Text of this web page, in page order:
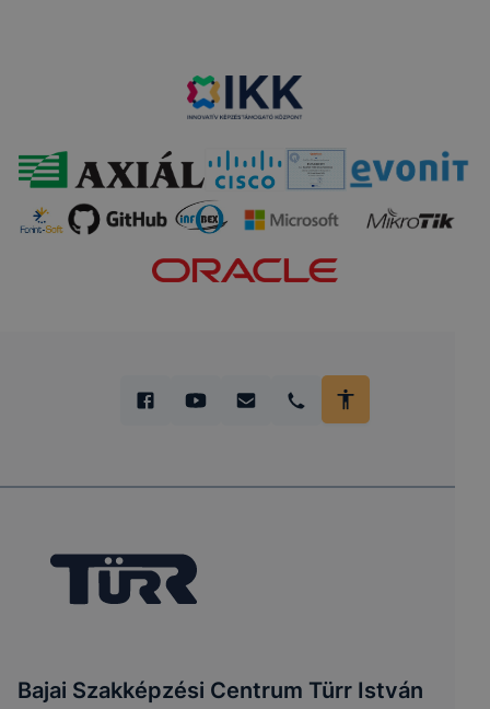
Bajai Szakképzési Centrum Türr István